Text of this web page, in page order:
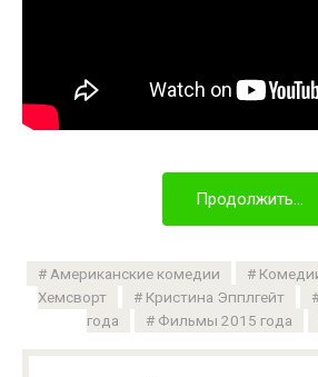
Продолжить...
Американские комедии
Хемсворт
Кристина Эпплгейт
года
Фильмы 2015 года